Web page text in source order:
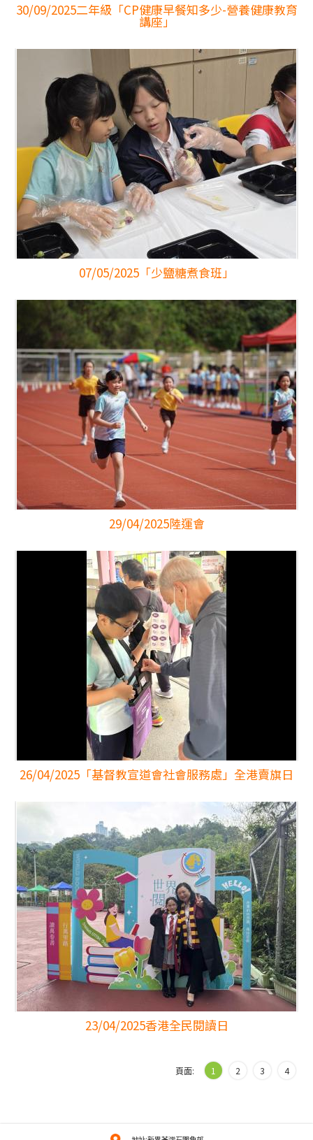
30/09/2025二年級「CP健康早餐知多少-營養健康教育
講座」
07/05/2025 「少鹽糖煮食班」
29/04/2025陸運會
26/04/2025 「基督教宣道會社會服務處」全港賣旗日
23/04/2025香港全民閱讀日
頁面: 1 2 3 4